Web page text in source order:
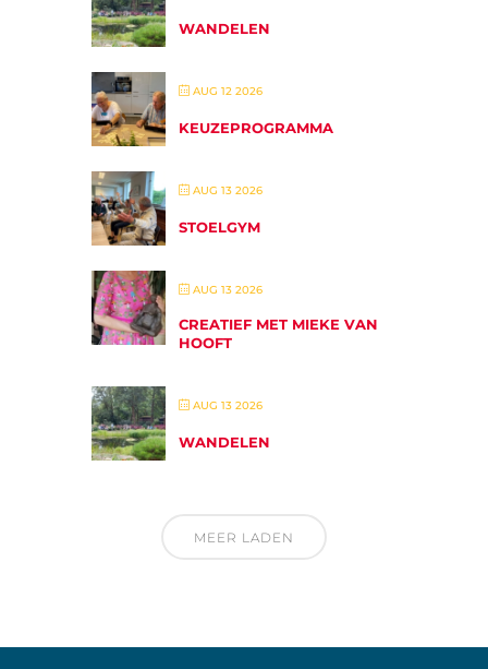
WANDELEN
AUG 12 2026
KEUZEPROGRAMMA
AUG 13 2026
STOELGYM
AUG 13 2026
CREATIEF MET MIEKE VAN
HOOFT
AUG 13 2026
WANDELEN
MEER LADEN